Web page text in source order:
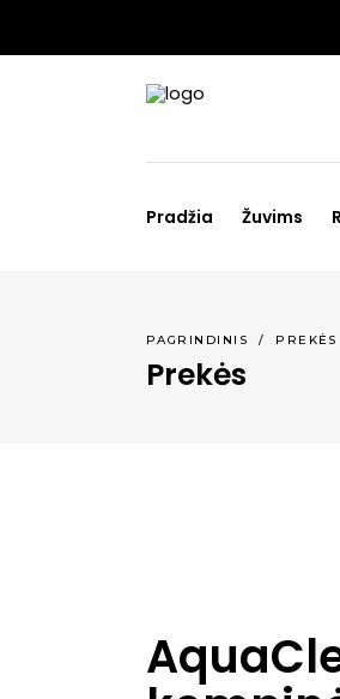
Pradžia Žuvims
PAGRINDINIS / PREKĖS
Prekės